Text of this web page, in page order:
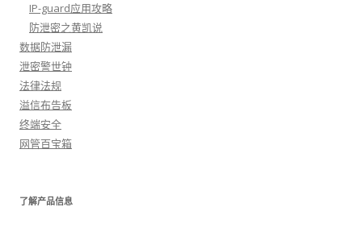
IP-guard应用攻略
防泄密之黄凯说
数据防泄漏
泄密警世钟
法律法规
溢信布告板
终端安全
网管百宝箱
了解产品信息